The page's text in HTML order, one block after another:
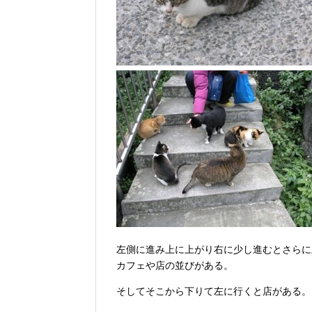
左側に進み上に上がり右に少し進むとさら
カフェや店の並びがある。
そしてそこから下りて左に行くと店がある。